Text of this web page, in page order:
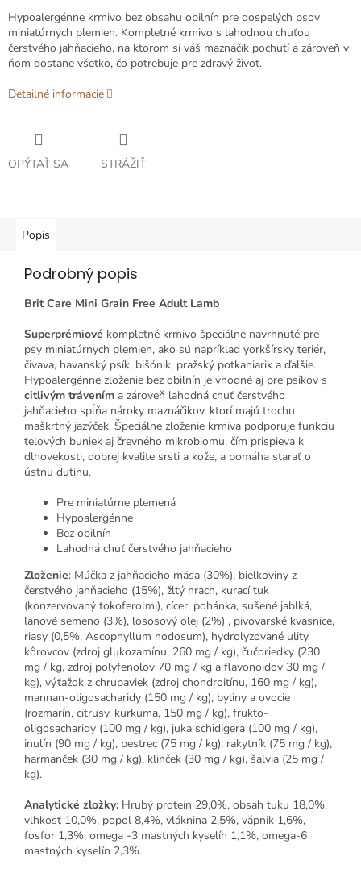
Hypoalergénne krmivo bez obsahu obilnín pre dospelých psov
miniatúrnych plemien. Kompletné krmivo s lahodnou chuťou
čerstvého jahňacieho, na ktorom si váš maznáčik pochutí a zároveň v
ňom dostane všetko, čo potrebuje pre zdravý život.
Detailné informácie
OPÝTAŤ SA STRÁŽIŤ
Popis
Podrobný popis
Brit Care Mini Grain Free Adult Lamb
Superprémiové kompletné krmivo špeciálne navrhnuté pre
psy miniatúrnych plemien, ako sú napríklad yorkšírsky teriér,
čivava, havanský psík, bišónik, pražský potkaniarik a ďalšie.
Hypoalergénne zloženie bez obilnín je vhodné aj pre psíkov s
citlivým trávením a zároveň lahodná chuť čerstvého
jahňacieho spĺňa nároky maznáčikov, ktorí majú trochu
maškrtný jazýček. Špeciálne zloženie krmiva podporuje funkciu
telových buniek aj črevného mikrobiomu, čím prispieva k
dlhovekosti, dobrej kvalite srsti a kože, a pomáha starať o
ústnu dutinu.
Pre miniatúrne plemená
Hypoalergénne
Bez obilnín
Lahodná chuť čerstvého jahňacieho
Zloženie: Múčka z jahňacieho mäsa (30%), bielkoviny z
čerstvého jahňacieho (15%), žltý hrach, kurací tuk
(konzervovaný tokoferolmi), cícer, pohánka, sušené jablká,
ľanové semeno (3%), lososový olej (2%) , pivovarské kvasnice,
riasy (0,5%, Ascophyllum nodosum), hydrolyzované ulity
kôrovcov (zdroj glukozamínu, 260 mg / kg), čučoriedky (230
mg / kg, zdroj polyfenolov 70 mg / kg a flavonoidov 30 mg /
kg), výťažok z chrupaviek (zdroj chondroitínu, 160 mg / kg),
mannan-oligosacharidy (150 mg / kg), byliny a ovocie
(rozmarín, citrusy, kurkuma, 150 mg / kg), frukto-
oligosacharidy (100 mg / kg), juka schidigera (100 mg / kg),
inulín (90 mg / kg), pestrec (75 mg / kg), rakytník (75 mg / kg),
harmanček (30 mg / kg), klinček (30 mg / kg), šalvia (25 mg /
kg).
Analytické zložky: Hrubý proteín 29,0%, obsah tuku 18,0%,
vlhkosť 10,0%, popol 8,4%, vláknina 2,5%, vápnik 1,6%,
fosfor 1,3%, omega -3 mastných kyselín 1,1%, omega-6
mastných kyselín 2,3%.